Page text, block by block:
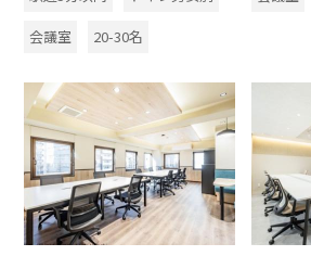
会議室
20-30名